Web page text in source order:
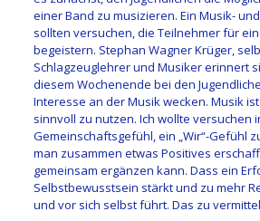
einer Band zu musizieren. Ein Musik-
sollten versuchen, die Teilnehmer für
begeistern. Stephan Wagner Krüger,
Schlagzeuglehrer und Musiker erinnert
diesem Wochenende bei den
Interesse an der Musik wecken. Musik
sinnvoll zu nutzen. Ich wollte versuchen
Gemeinschaftsgefühl, ein „Wir“-Gefühl
man zusammen etwas Positives
gemeinsam ergänzen kann. Dass ein
Selbstbewusstsein stärkt und zu mehr
und vor sich selbst führt. Das zu